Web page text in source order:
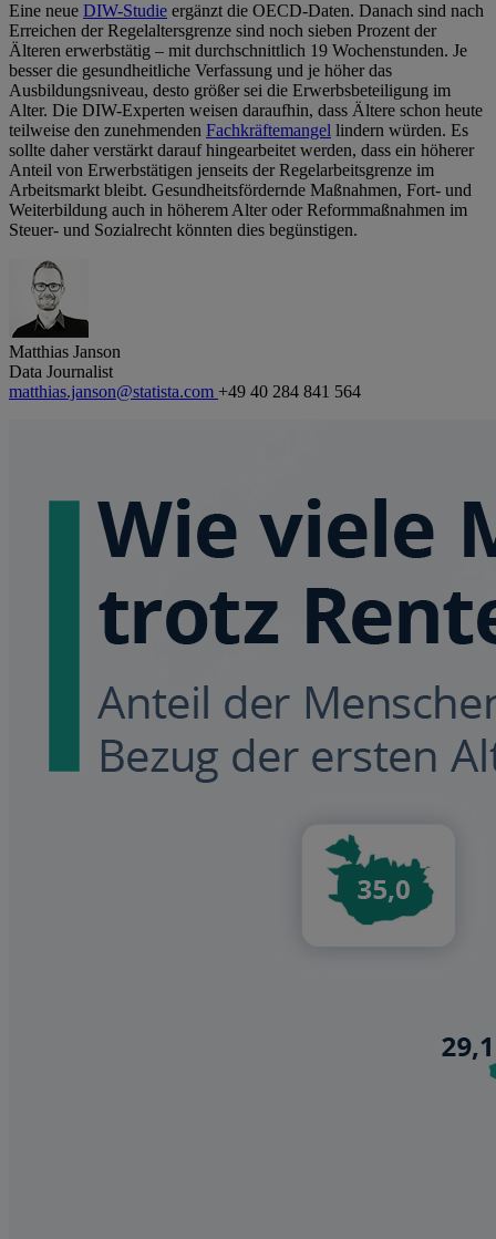
Eine neue DIW-Studie ergänzt die OECD-Daten. Danach sind nach
Erreichen der Regelaltersgrenze sind noch sieben Prozent der
Älteren erwerbstätig – mit durchschnittlich 19 Wochenstunden. Je
besser die gesundheitliche Verfassung und je höher das
Ausbildungsniveau, desto größer sei die Erwerbsbeteiligung im
Alter. Die DIW-Experten weisen daraufhin, dass Ältere schon heute
teilweise den zunehmenden Fachkräftemangel lindern würden. Es
sollte daher verstärkt darauf hingearbeitet werden, dass ein höherer
Anteil von Erwerbstätigen jenseits der Regelarbeitsgrenze im
Arbeitsmarkt bleibt. Gesundheitsfördernde Maßnahmen, Fort- und
Weiterbildung auch in höherem Alter oder Reformmaßnahmen im
Steuer- und Sozialrecht könnten dies begünstigen.
Matthias Janson
Data Journalist
matthias.janson@statista.com +49 40 284 841 564